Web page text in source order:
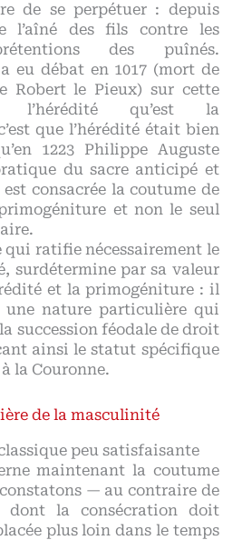
de se perpétuer : depuis
l’aîné des fils contre les
des puînés.
a eu débat en 1017 (mort de
Robert le Pieux) sur cette
l’hérédité qu’est la
que l’hérédité était bien
1223 Philippe Auguste
du sacre anticipé et
est consacrée la coutume de
et non le seul
qui ratifie nécessairement le
surdétermine par sa valeur
et la primogéniture : il
nature particulière qui
succession féodale de droit
ainsi le statut spécifique
la Couronne.
de la masculinité
peu satisfaisante
maintenant la coutume
— au contraire de
dont la consécration doit
plus loin dans le temps